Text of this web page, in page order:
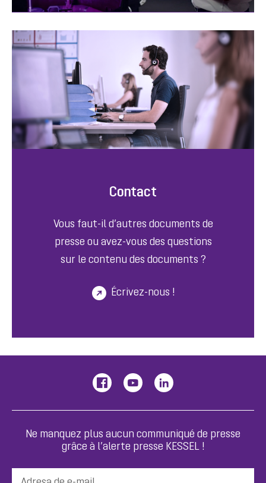
Contact
Vous faut-il d’autres documents de
presse ou avez-vous des questions
sur le contenu des documents ?
Écrivez-nous !
Ne manquez plus aucun communiqué de presse
grâce à l’alerte presse KESSEL !